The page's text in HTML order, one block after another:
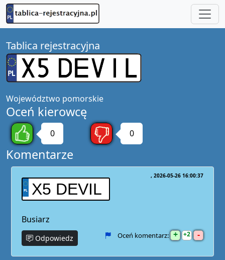
Tablica rejestracyjna
Województwo pomorskie
Oceń kierowcę
0 0
Komentarze
X5 DEVIL
2026-05-26 16:00:37
Busiarz
Odpowiedz Oceń komentarz: + 2 -